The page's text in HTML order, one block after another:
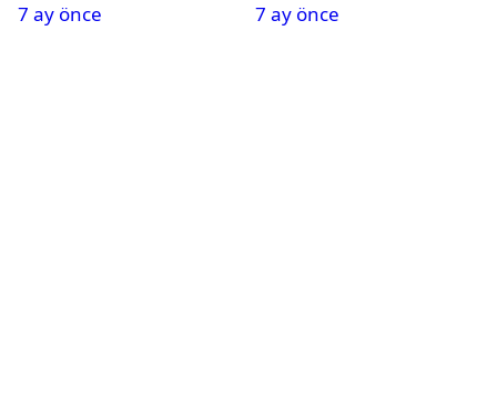
7 ay önce
Tatil
7 ay önce